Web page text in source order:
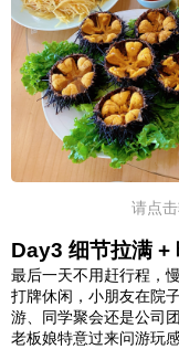
请点
Day3 细节拉满 +
最后一天不用赶行程，
打牌休闲，小朋友在院
游、同学聚会还是公司
老板娘特意过来问游玩